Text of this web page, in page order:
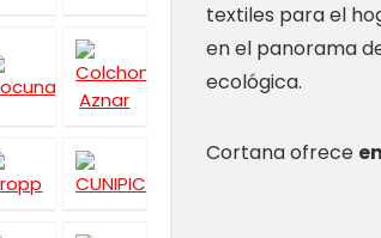
textiles para el
en el panorama
ecológica.
Cortana ofrece